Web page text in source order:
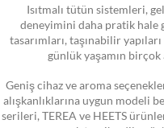
Isıtmalı tütün sistemleri,
deneyimini daha pratik hale
tasarımları, taşınabilir
günlük yaşamın birçok
Geniş cihaz ve aroma
alışkanlıklarına uygun modeli
serileri, TEREA ve HEETS